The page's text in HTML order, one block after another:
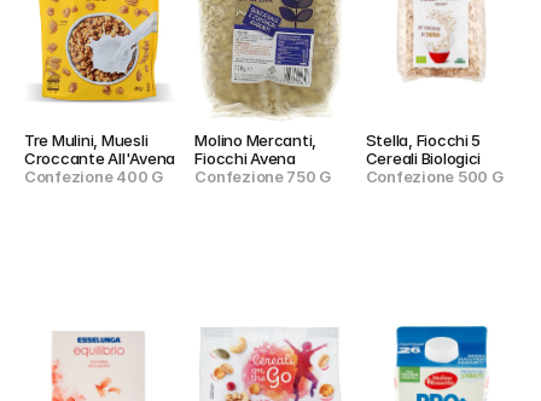
Tre Mulini, Muesli
Croccante All'Avena
Confezione 400 G
Molino Mercanti,
Fiocchi Avena
Confezione 750 G
Stella, Fiocchi 5
Cereali Biologici
Confezione 500 G